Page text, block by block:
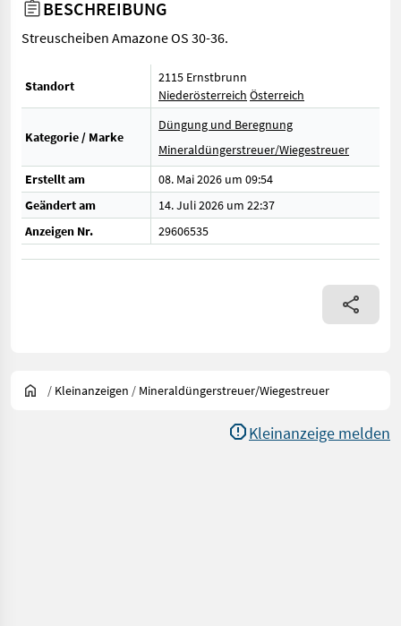
BESCHREIBUNG
Streuscheiben Amazone OS 30-36.
Standort
2115 Ernstbrunn
Niederösterreich Österreich
Kategorie / Marke
Düngung und Beregnung
Mineraldüngerstreuer/Wiegestreuer
Erstellt am
08. Mai 2026 um 09:54
Geändert am
14. Juli 2026 um 22:37
Anzeigen Nr.
29606535
/ Kleinanzeigen / Mineraldüngerstreuer/Wiegestreuer
Kleinanzeige melden